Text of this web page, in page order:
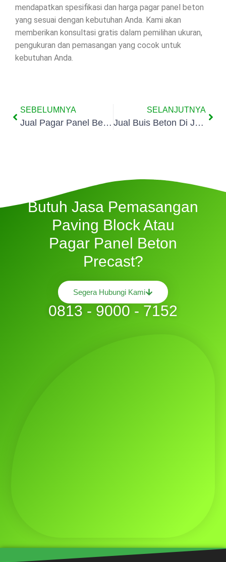
mendapatkan spesifikasi dan harga pagar panel beton
yang sesuai dengan kebutuhan Anda. Kami akan
memberikan konsultasi gratis dalam pemilihan ukuran,
pengukuran dan pemasangan yang cocok untuk
kebutuhan Anda.
SEBELUMNYA
Jual Pagar Panel Beton Di Pisangan Timur
SELANJUTNYA
Jual Buis Beton Di Jakarta Utara
Butuh Jasa Pemasangan
Paving Block Atau
Pagar Panel Beton
Precast?
Segera Hubungi Kami
0813 - 9000 - 7152